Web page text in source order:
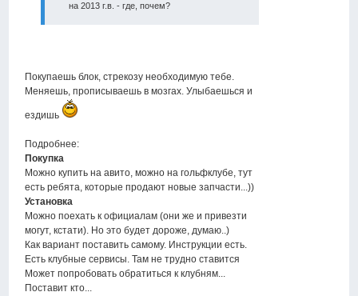
на 2013 г.в. - где, почем?
Покупаешь блок, стрекозу необходимую тебе.
Меняешь, прописываешь в мозгах. Улыбаешься и
ездишь
Подробнее:
Покупка
Можно купить на авито, можно на гольфклубе, тут
есть ребята, которые продают новые запчасти...))
Установка
Можно поехать к официалам (они же и привезти
могут, кстати). Но это будет дороже, думаю..)
Как вариант поставить самому. Инструкции есть.
Есть клубные сервисы. Там не трудно ставится
Может попробовать обратиться к клубням...
Поставит кто...